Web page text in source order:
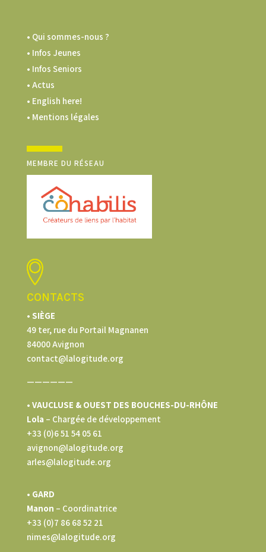
• Qui sommes-nous ?
• Infos Jeunes
• Infos Seniors
• Actus
• English here!
• Mentions légales
MEMBRE DU RÉSEAU
CONTACTS
• SIÈGE
49 ter, rue du Portail Magnanen
84000 Avignon
contact@lalogitude.org
——————
• VAUCLUSE & OUEST DES BOUCHES-DU-RHÔNE
Lola – Chargée de développement
+33 (0)6 51 54 05 61
avignon@lalogitude.org
arles@lalogitude.org
• GARD
Manon – Coordinatrice
+33 (0)7 86 68 52 21
nimes@lalogitude.org